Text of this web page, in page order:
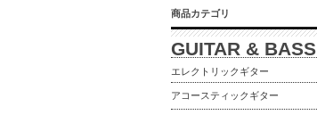
商品カテゴリ
GUITAR & BASS
エレクトリックギター
アコースティックギター